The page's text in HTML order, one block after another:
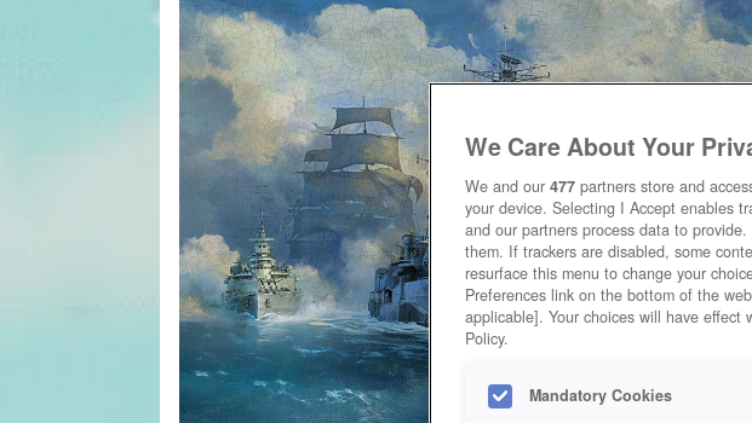
We Care About Your
We and our 477 partners store and
your device. Selecting I Accept enables
and our partners process data to
them. If trackers are disabled, some
resurface this menu to change your
Preferences link on the bottom of the
applicable]. Your choices will have
Policy.
Mandatory Cookies